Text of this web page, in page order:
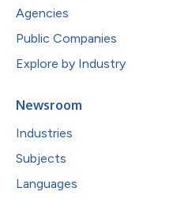
Agencies
Public Companies
Explore by Industry
Newsroom
Industries
Subjects
Languages